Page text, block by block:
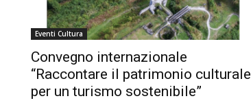
Eventi Cultura
Convegno internazionale
“Raccontare il patrimonio culturale
per un turismo sostenibile”